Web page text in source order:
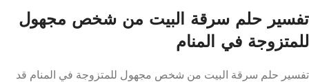
تفسير حلم سرقة البيت من شخص مجهول
للمتزوجة في المنام
تفسير حلم سرقة البيت من شخص مجهول للمتزوجة في المنام قد